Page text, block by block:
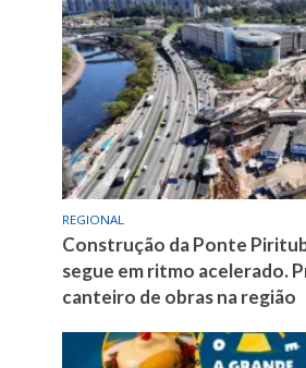
REGIONAL
Construção da Ponte
segue em ritmo acelerado.
canteiro de obras na região